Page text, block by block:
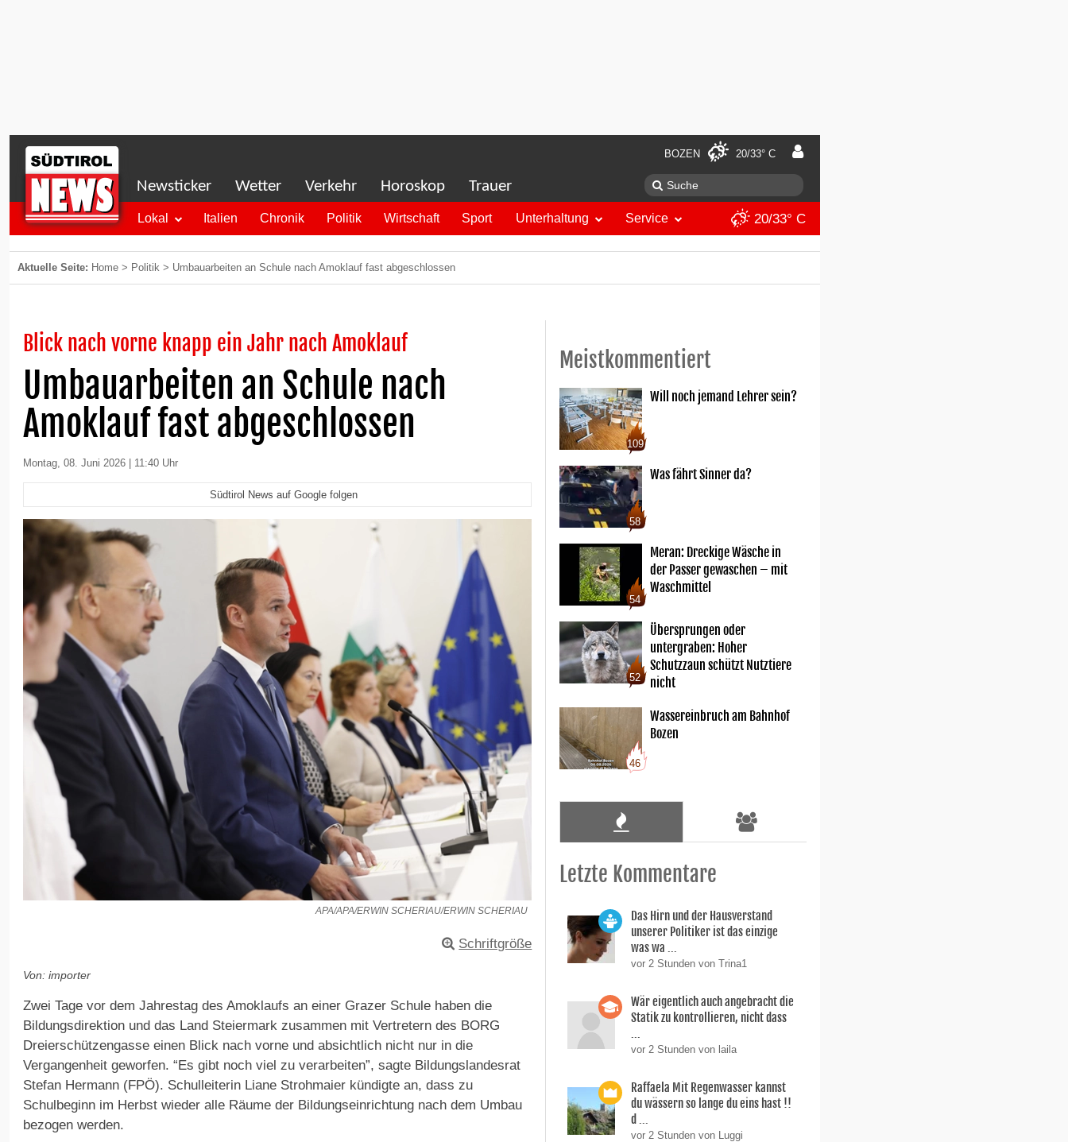
BOZEN 20/33° C
Newsticker Wetter Verkehr Horoskop Trauer
Lokal Italien Chronik Politik Wirtschaft Sport Unterhaltung Service 20/33° C
Aktuelle Seite: Home > Politik > Umbauarbeiten an Schule nach Amoklauf fast abgeschlossen
Blick nach vorne knapp ein Jahr nach Amoklauf
Umbauarbeiten an Schule nach
Amoklauf fast abgeschlossen
Montag, 08. Juni 2026 | 11:40 Uhr
Südtirol News auf Google folgen
APA/APA/ERWIN SCHERIAU/ERWIN SCHERIAU
Schriftgröße
Von: importer
Zwei Tage vor dem Jahrestag des Amoklaufs an einer Grazer Schule haben die
Bildungsdirektion und das Land Steiermark zusammen mit Vertretern des BORG
Dreierschützengasse einen Blick nach vorne und absichtlich nicht nur in die
Vergangenheit geworfen. “Es gibt noch viel zu verarbeiten”, sagte Bildungslandesrat
Stefan Hermann (FPÖ). Schulleiterin Liane Strohmaier kündigte an, dass zu
Schulbeginn im Herbst wieder alle Räume der Bildungseinrichtung nach dem Umbau
bezogen werden.
Meistkommentiert
109
Will noch jemand Lehrer sein?
58
Was fährt Sinner da?
54
Meran: Dreckige Wäsche in
der Passer gewaschen – mit
Waschmittel
52
Übersprungen oder
untergraben: Hoher
Schutzzaun schützt Nutztiere
nicht
46
Wassereinbruch am Bahnhof
Bozen
Letzte Kommentare
Das Hirn und der Hausverstand
unserer Politiker ist das einzige
was wa ...
vor 2 Stunden von Trina1
Wär eigentlich auch angebracht die
Statik zu kontrollieren, nicht dass
...
vor 2 Stunden von laila
Raffaela Mit Regenwasser kannst
du wässern so lange du eins hast !!
d ...
vor 2 Stunden von Luggi